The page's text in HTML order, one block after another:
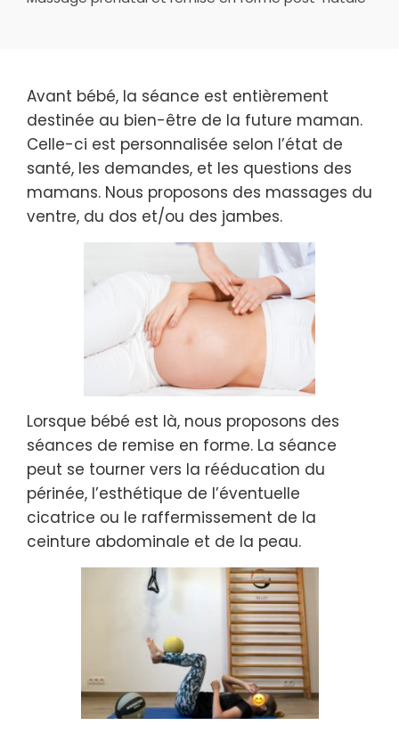
Avant bébé, la séance est entièrement
destinée au bien-être de la future maman.
Celle-ci est personnalisée selon l’état de
santé, les demandes, et les questions des
mamans. Nous proposons des massages du
ventre, du dos et/ou des jambes.
Lorsque bébé est là, nous proposons des
séances de remise en forme. La séance
peut se tourner vers la rééducation du
périnée, l’esthétique de l’éventuelle
cicatrice ou le raffermissement de la
ceinture abdominale et de la peau.